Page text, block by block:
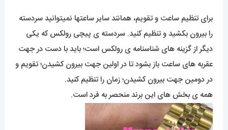
برای تنظیم ساعت و تقویم، همانند سایر ساعتها نمیتوانید سردسته
را بیرون بکشید و تنظیم کنید. سردسته ی پیچی رولکس که یکی
دیگر از گزینه های شناسنامه ی رولکس است؛ باید با دست در جهت
عقربه های ساعت باز بشود تا در اولین جهت بیرون کشیدن؛ تقویم و
در دومین جهت بیرون کشیدن؛ زمان را تنظیم کنید.
همه ی بخش های این برند منحصر به فرد است.